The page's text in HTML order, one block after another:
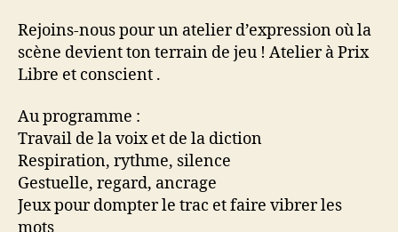
Rejoins-nous pour un atelier d’expression où la
scène devient ton terrain de jeu ! Atelier à Prix
Libre et conscient .
Au programme :
Travail de la voix et de la diction
Respiration, rythme, silence
Gestuelle, regard, ancrage
Jeux pour dompter le trac et faire vibrer les